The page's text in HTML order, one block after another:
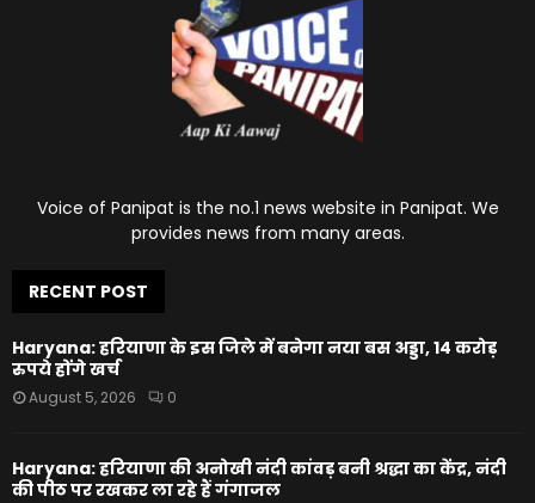
Voice of Panipat is the no.1 news website in Panipat. We
provides news from many areas.
RECENT POST
Haryana: हरियाणा के इस जिले में बनेगा नया बस अड्डा, 14 करोड़
रुपये होंगे खर्च
August 5, 2026 0
Haryana: हरियाणा की अनोखी नंदी कांवड़ बनी श्रद्धा का केंद्र, नंदी
की पीठ पर रखकर ला रहे हैं गंगाजल